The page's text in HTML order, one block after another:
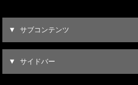
サブコンテンツ
サイドバー